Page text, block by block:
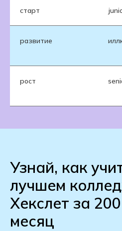
старт
развитие
рост
Узнай, как
лучшем
Хекслет за
месяц